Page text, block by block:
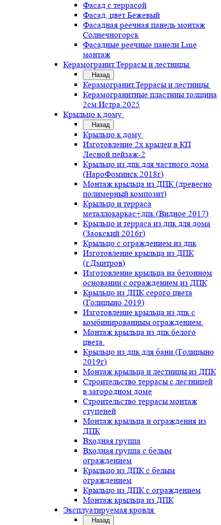
Фасад с террасой
Фасад, цвет Бежевый
Фасадная реечная панель монтаж
Солнечногорск
Фасадные реечные панели Line
монтаж
Керамогранит.Террасы и лестницы
Назад
Керамогранит.Террасы и лестницы
Керамогранитные пластины толщина
2см Истра.2025
Крыльцо к дому
Назад
Крыльцо к дому
Изготовление 2х крылец в КП
Лесной пейзаж-2
Крыльцо из дпк для частного дома
(НароФоминск 2018г)
Монтаж крыльца из ДПК (древесно
полимерный композит)
Крыльцо и терраса
металлокаркас+дпк (Видное 2017)
Крыльцо и терраса из дпк для дома
(Заокский 2016г)
Крыльцо с ограждением из дпк
Изготовление крыльца из ДПК
(г.Дмитров)
Изготовление крыльца на бетонном
основании с ограждением из ДПК
Крыльцо из ДПК серого цвета
(Голицыно 2019)
Изготовление крыльца из дпк с
комбинированным ограждением.
Монтаж крыльца из дпк белого
цвета.
Крыльцо из дпк для бани (Голицыно
2019г)
Монтаж крыльца и лестницы из ДПК
Строительство террасы с лестницей
в загородном доме
Строительство террасы монтаж
ступеней
Монтаж крыльца и ограждения из
ДПК
Входная группа
Входная группа с белым
ограждением
Крыльцо из ДПК с белым
ограждением
Крыльцо из ДПК с ограждением
Монтаж крыльца из ДПК
Эксплуатируемая кровля
Назад